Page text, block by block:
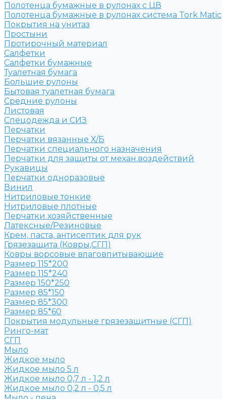
Полотенца бумажные в рулонах с ЦВ
Полотенца бумажные в рулонах система Tork Matic
Покрытия на унитаз
Простыни
Протирочный материал
Салфетки
Салфетки бумажные
Туалетная бумага
Большие рулоны
Бытовая туалетная бумага
Средние рулоны
Листовая
Спецодежда и СИЗ
Перчатки
Перчатки вязанные Х/Б
Перчатки специального назначения
Перчатки для защиты от механ.воздействий
Рукавицы
Перчатки одноразовые
Винил
Нитриловые тонкие
Нитриловые плотные
Перчатки хозяйственные
Латексные/Резиновые
Крем, паста, антисептик для рук
Грязезащита (Ковры,СГП)
Ковры ворсовые влаговпитывающие
Размер 115*200
Размер 115*240
Размер 150*250
Размер 85*150
Размер 85*300
Размер 85*60
Покрытия модульные грязезащитные (СГП)
Ринго-мат
СГП
Мыло
Жидкое мыло
Жидкое мыло 5 л
Жидкое мыло 0,7 л - 1,2 л
Жидкое мыло 0,2 л - 0,5 л